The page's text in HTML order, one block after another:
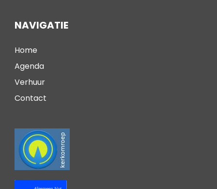
NAVIGATIE
Home
Agenda
Verhuur
Contact